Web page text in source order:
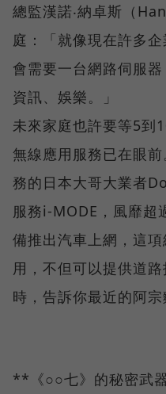
總監漢諾‧納卓斯（
庭：「就像現在許多
會需要一台網路伺服
資訊、娛樂。」
未來家庭也許要等5到
無線應用服務已在眼
務的日本大哥大業者
服務i-MODE，風靡超
備推出汽車上網，這
用，不但可以提供道
時，告訴你最近的阿宗
**《○○七》的秘密武